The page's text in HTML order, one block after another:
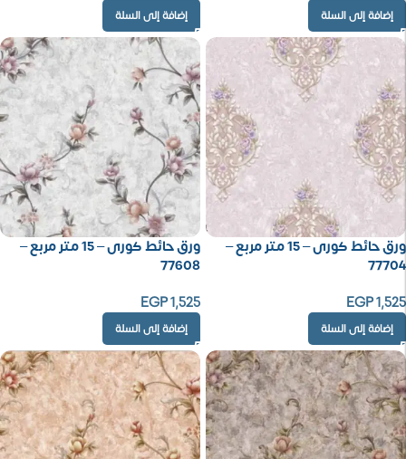
إضافة إلى السلة إضافة إلى السلة
ورق حائط كورى – 15 متر مربع –
77704
EGP1,525
إضافة إلى السلة
ورق حائط كورى – 15 متر مربع –
77608
EGP1,525
إضافة إلى السلة